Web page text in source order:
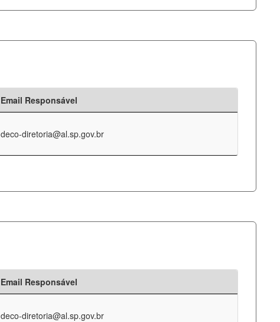
Email Responsável
deco-diretoria@al.sp.gov.br
Email Responsável
deco-diretoria@al.sp.gov.br